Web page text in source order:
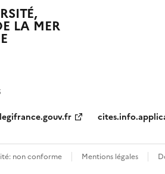
LA MER
legifrance.gouv.fr
non conforme Mentions légales